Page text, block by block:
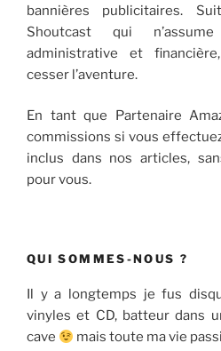
bannières publicitaires.
Shoutcast qui
administrative et
cesser l’aventure.
En tant que Partenaire
commissions si vous
inclus dans nos articles,
pour vous.
QUI SOMMES-NOUS ?
Il y a longtemps je fus
vinyles et CD, batteur dans
cave
mais toute ma vie